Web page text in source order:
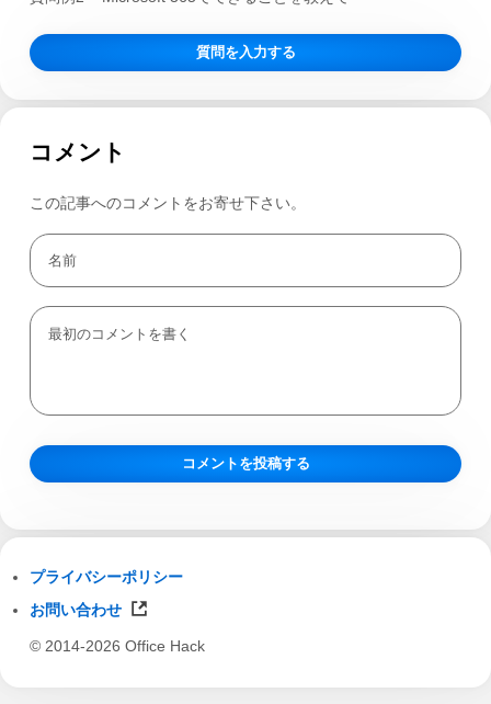
質問を入力する
コメント
この記事へのコメントをお寄せ下さい。
プライバシーポリシー
お問い合わせ
© 2014-2026 Office Hack